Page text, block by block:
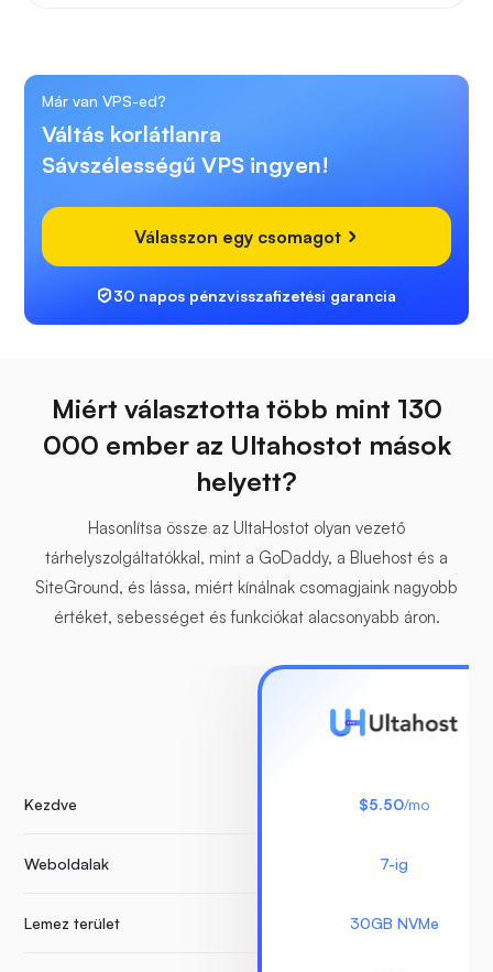
Már van VPS-ed?
Váltás korlátlanra
Sávszélességű VPS ingyen!
Válasszon egy csomagot
30 napos pénzvisszafizetési garancia
Miért választotta több mint 130
000 ember az Ultahostot mások
helyett?
Hasonlítsa össze az UltaHostot olyan vezető
tárhelyszolgáltatókkal, mint a GoDaddy, a Bluehost és a
SiteGround, és lássa, miért kínálnak csomagjaink nagyobb
értéket, sebességet és funkciókat alacsonyabb áron.
Kezdve
Weboldalak
Lemez terület
$5.50/mo
7-ig
30GB NVMe